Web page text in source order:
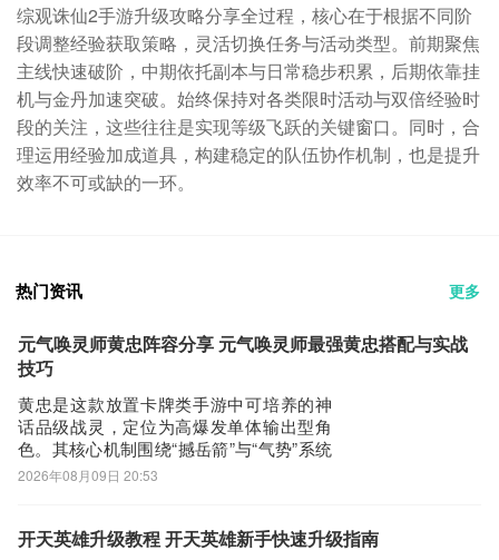
综观诛仙2手游升级攻略分享全过程，核心在于根据不同阶
段调整经验获取策略，灵活切换任务与活动类型。前期聚焦
主线快速破阶，中期依托副本与日常稳步积累，后期依靠挂
机与金丹加速突破。始终保持对各类限时活动与双倍经验时
段的关注，这些往往是实现等级飞跃的关键窗口。同时，合
理运用经验加成道具，构建稳定的队伍协作机制，也是提升
效率不可或缺的一环。
热门资讯 更多
元气唤灵师黄忠阵容分享 元气唤灵师最强黄忠搭配与实战
技巧
黄忠是这款放置卡牌类手游中可培养的神
话品级战灵，定位为高爆发单体输出型角
色。其核心机制围绕“撼岳箭”与“气势”系统
展开：入场时自动发射撼岳箭，对路径上
中一名敌人可叠加1层气势，最高5层；若
2026年08月09日 20:53
开天英雄升级教程 开天英雄新手快速升级指南